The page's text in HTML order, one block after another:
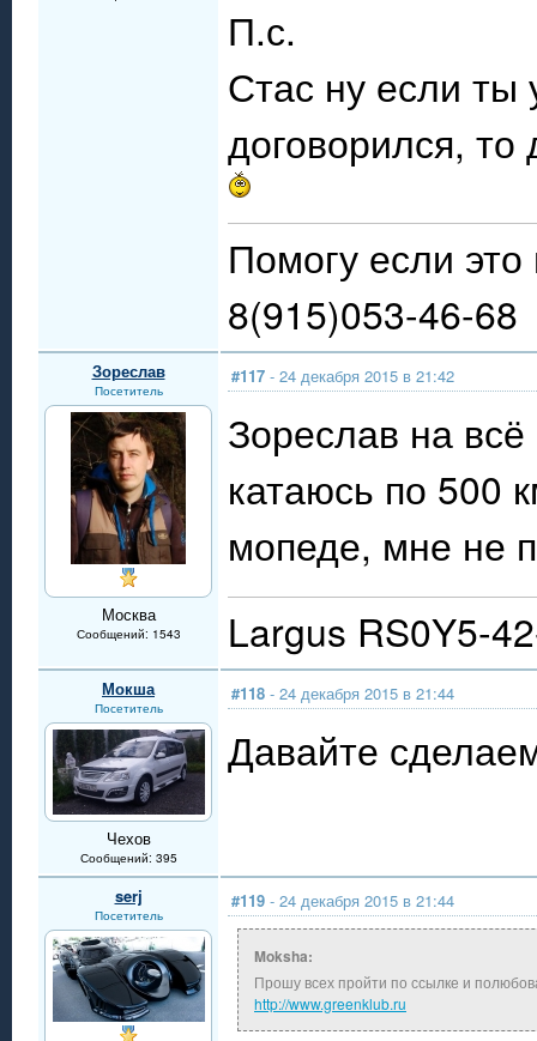
П.с.
Стас ну если ты
договорился, то
Помогу если
8(915)053-46-68
Зореслав
Посетитель
Москва
Сообщений: 1543
#117 - 24 декабря 2015 в 21:42
Зореслав на
катаюсь по 500
мопеде, мне не
Largus RS0Y5-
Мокша
Посетитель
Чехов
Сообщений: 395
#118 - 24 декабря 2015 в 21:44
Давайте
serj
Посетитель
#119 - 24 декабря 2015 в 21:44
Moksha:
Прошу всех пройти по ссылке и
http://www.greenklub.ru